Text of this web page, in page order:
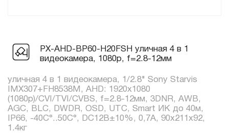
PX-AHD-BP60-H20FSH уличная 4 в 1
видеокамера, 1080p, f=2.8-12мм
уличная 4 в 1 видеокамера, 1/2.8" Sony Starvis
IMX307+FH8538M, AHD: 1920x1080
(1080p)/CVI/TVI/CVBS, f=2.8-12мм, 3DNR, AWB,
AGC, BLC, DWDR, OSD, UTC, Smart ИК до 40м,
IP66, -40C°..50C°, DC12В±10%, 0,7А, 90x211x92,
1.4кг